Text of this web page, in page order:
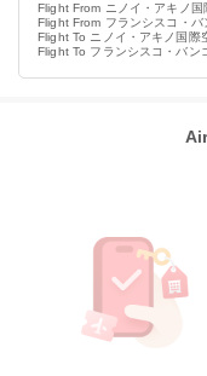
Flight From ニノイ・アキノ国
Flight From フランシスコ・バ
Flight To ニノイ・アキノ国際
Flight To フランシスコ・バン